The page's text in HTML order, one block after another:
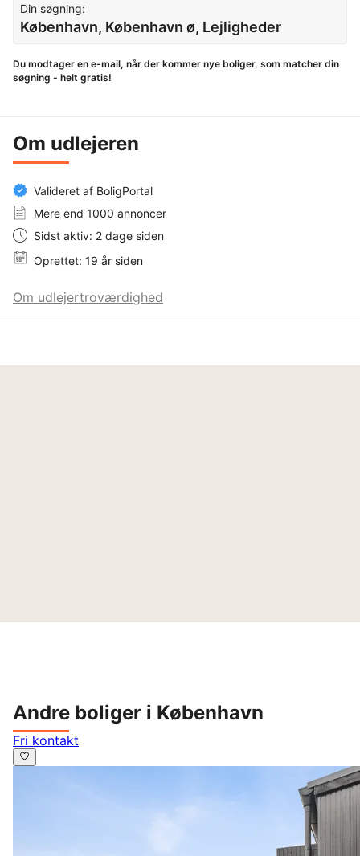
Din søgning:
København, København ø, Lejligheder
Du modtager en e-mail, når der kommer nye boliger, som matcher din
søgning - helt gratis!
Om udlejeren
Valideret af BoligPortal
Mere end 1000 annoncer
Sidst aktiv: 2 dage siden
Oprettet: 19 år siden
Om udlejertroværdighed
Andre boliger i København
Fri kontakt